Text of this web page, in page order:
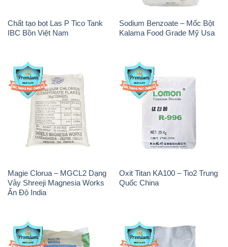
Chất tạo bọt Las P Tico Tank
IBC Bồn Việt Nam
Sodium Benzoate – Mốc Bột
Kalama Food Grade Mỹ Usa
Magie Clorua – MGCL2 Dạng
Vảy Shreeji Magnesia Works
Ấn Độ India
Oxit Titan KA100 – Tio2 Trung
Quốc China